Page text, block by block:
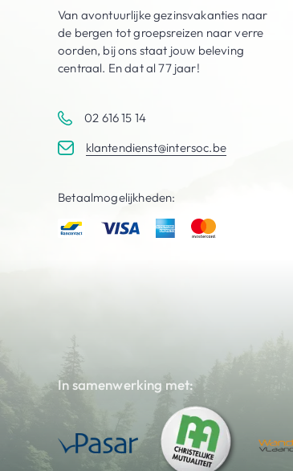
Van avontuurlijke gezinsvakanties naar
de bergen tot groepsreizen naar verre
oorden, bij ons staat jouw beleving
centraal. En dat al 77 jaar!
02 616 15 14
klantendienst@intersoc.be
Betaalmogelijkheden:
In samenwerking met: